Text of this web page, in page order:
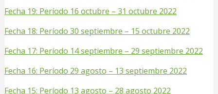
Fecha 19: Período 16 octubre – 31 octubre 2022
Fecha 18: Período 30 septiembre – 15 octubre 2022
Fecha 17: Período 14 septiembre – 29 septiembre 2022
Fecha 16: Período 29 agosto – 13 septiembre 2022
Fecha 15: Período 13 agosto – 28 agosto 2022